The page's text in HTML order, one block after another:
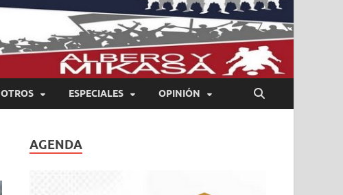
OTROS ESPECIALES OPINIÓN
AGENDA